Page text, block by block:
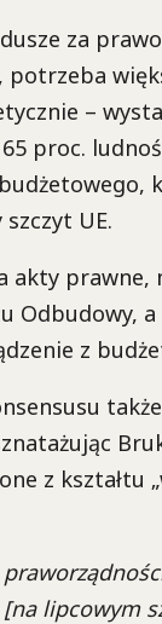
za
potrzeba
–
proc.
UE.
akty prawne,
Odbudowy,
z
z kształtu
lipcowym